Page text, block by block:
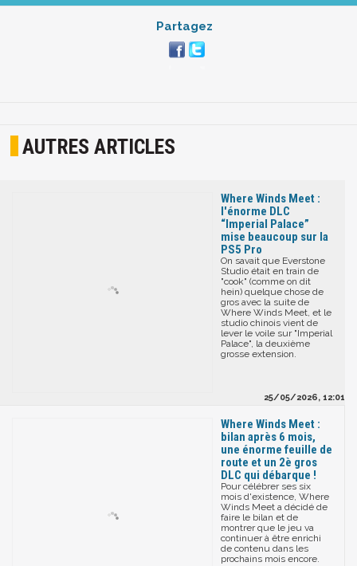
Partagez
AUTRES ARTICLES
Where Winds Meet :
l'énorme DLC
“Imperial Palace”
mise beaucoup sur la
PS5 Pro
On savait que Everstone
Studio était en train de
"cook" (comme on dit
hein) quelque chose de
gros avec la suite de
Where Winds Meet, et le
studio chinois vient de
lever le voile sur "Imperial
Palace", la deuxième
grosse extension.
25/05/2026, 12:01
Where Winds Meet :
bilan après 6 mois,
une énorme feuille de
route et un 2è gros
DLC qui débarque !
Pour célébrer ses six
mois d'existence, Where
Winds Meet a décidé de
faire le bilan et de
montrer que le jeu va
continuer à être enrichi
de contenu dans les
prochains mois encore.